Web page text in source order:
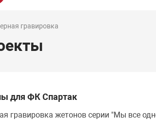
гравировка
для ФК Спартак
гравировка жетонов серии "Мы все